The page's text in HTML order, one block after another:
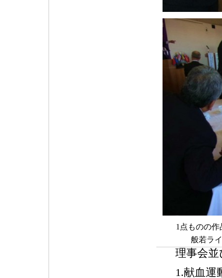
1点ものの
般若ラ
理事会
1.献血運